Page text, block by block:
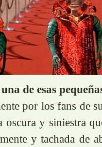
de esas
por los fans de
oscura y siniestra
y tachada de